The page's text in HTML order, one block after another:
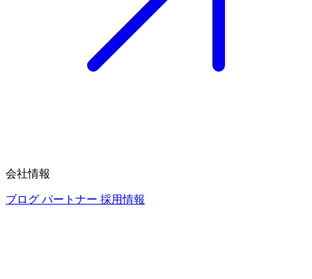
会社情報
ブログ パートナー 採用情報